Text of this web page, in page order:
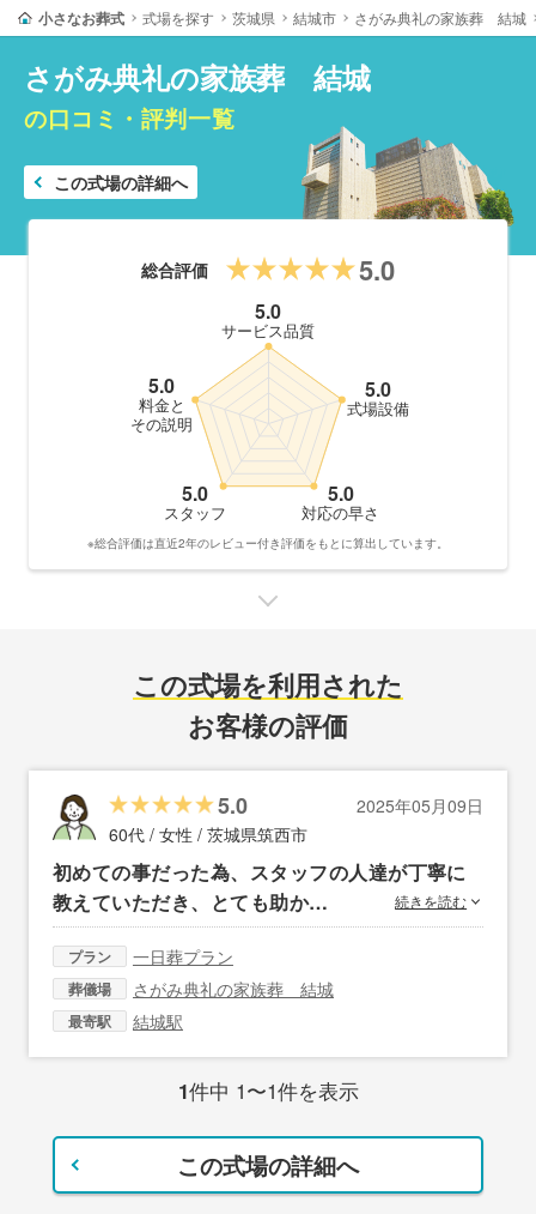
小さなお葬式 式場を探す 茨城県 結城市 さがみ典礼の家族葬 結城
さがみ典礼の家族葬 結城
の口コミ・評判一覧
この式場の詳細へ
総合評価 5.0
5.0
サービス品質
5.0
式場設備
5.0
対応の早さ
5.0
スタッフ
5.0
料金と
その説明
※総合評価は直近2年のレビュー付き評価をもとに算出しています。
この式場を利用された
お客様の評価
5.0
2025年05月09日
60代 / 女性 / 茨城県筑西市
初めての事だった為、スタッフの人達が丁寧に
教えていただき、とても助か…
続きを読む
プラン 一日葬プラン
葬儀場 さがみ典礼の家族葬 結城
最寄駅 結城駅
1件中 1〜1件を表示
この式場の詳細へ